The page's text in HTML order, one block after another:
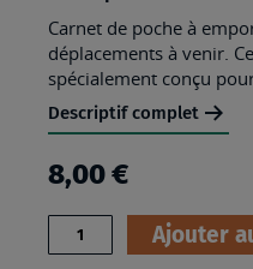
the
images
gallery
Carnet de poche à
déplacements à venir.
spécialement conçu pour
Descriptif complet
8,00 €
Quantité Ajouter